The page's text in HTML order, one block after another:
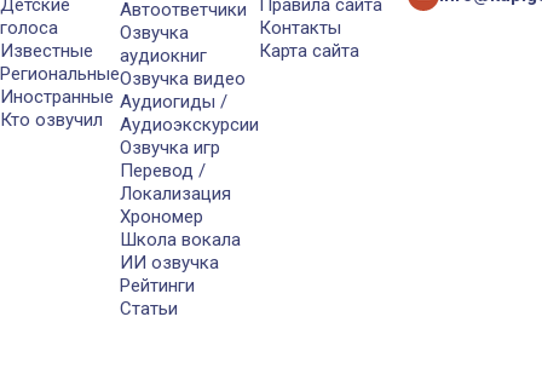
Детские
голоса
Известные
Региональные
Иностранные
Кто озвучил
Автоответчики
Озвучка
аудиокниг
Озвучка видео
Аудиогиды /
Аудиоэкскурсии
Озвучка игр
Перевод /
Локализация
Хрономер
Школа вокала
ИИ озвучка
Рейтинги
Статьи
Правила сайта
Контакты
Карта сайта